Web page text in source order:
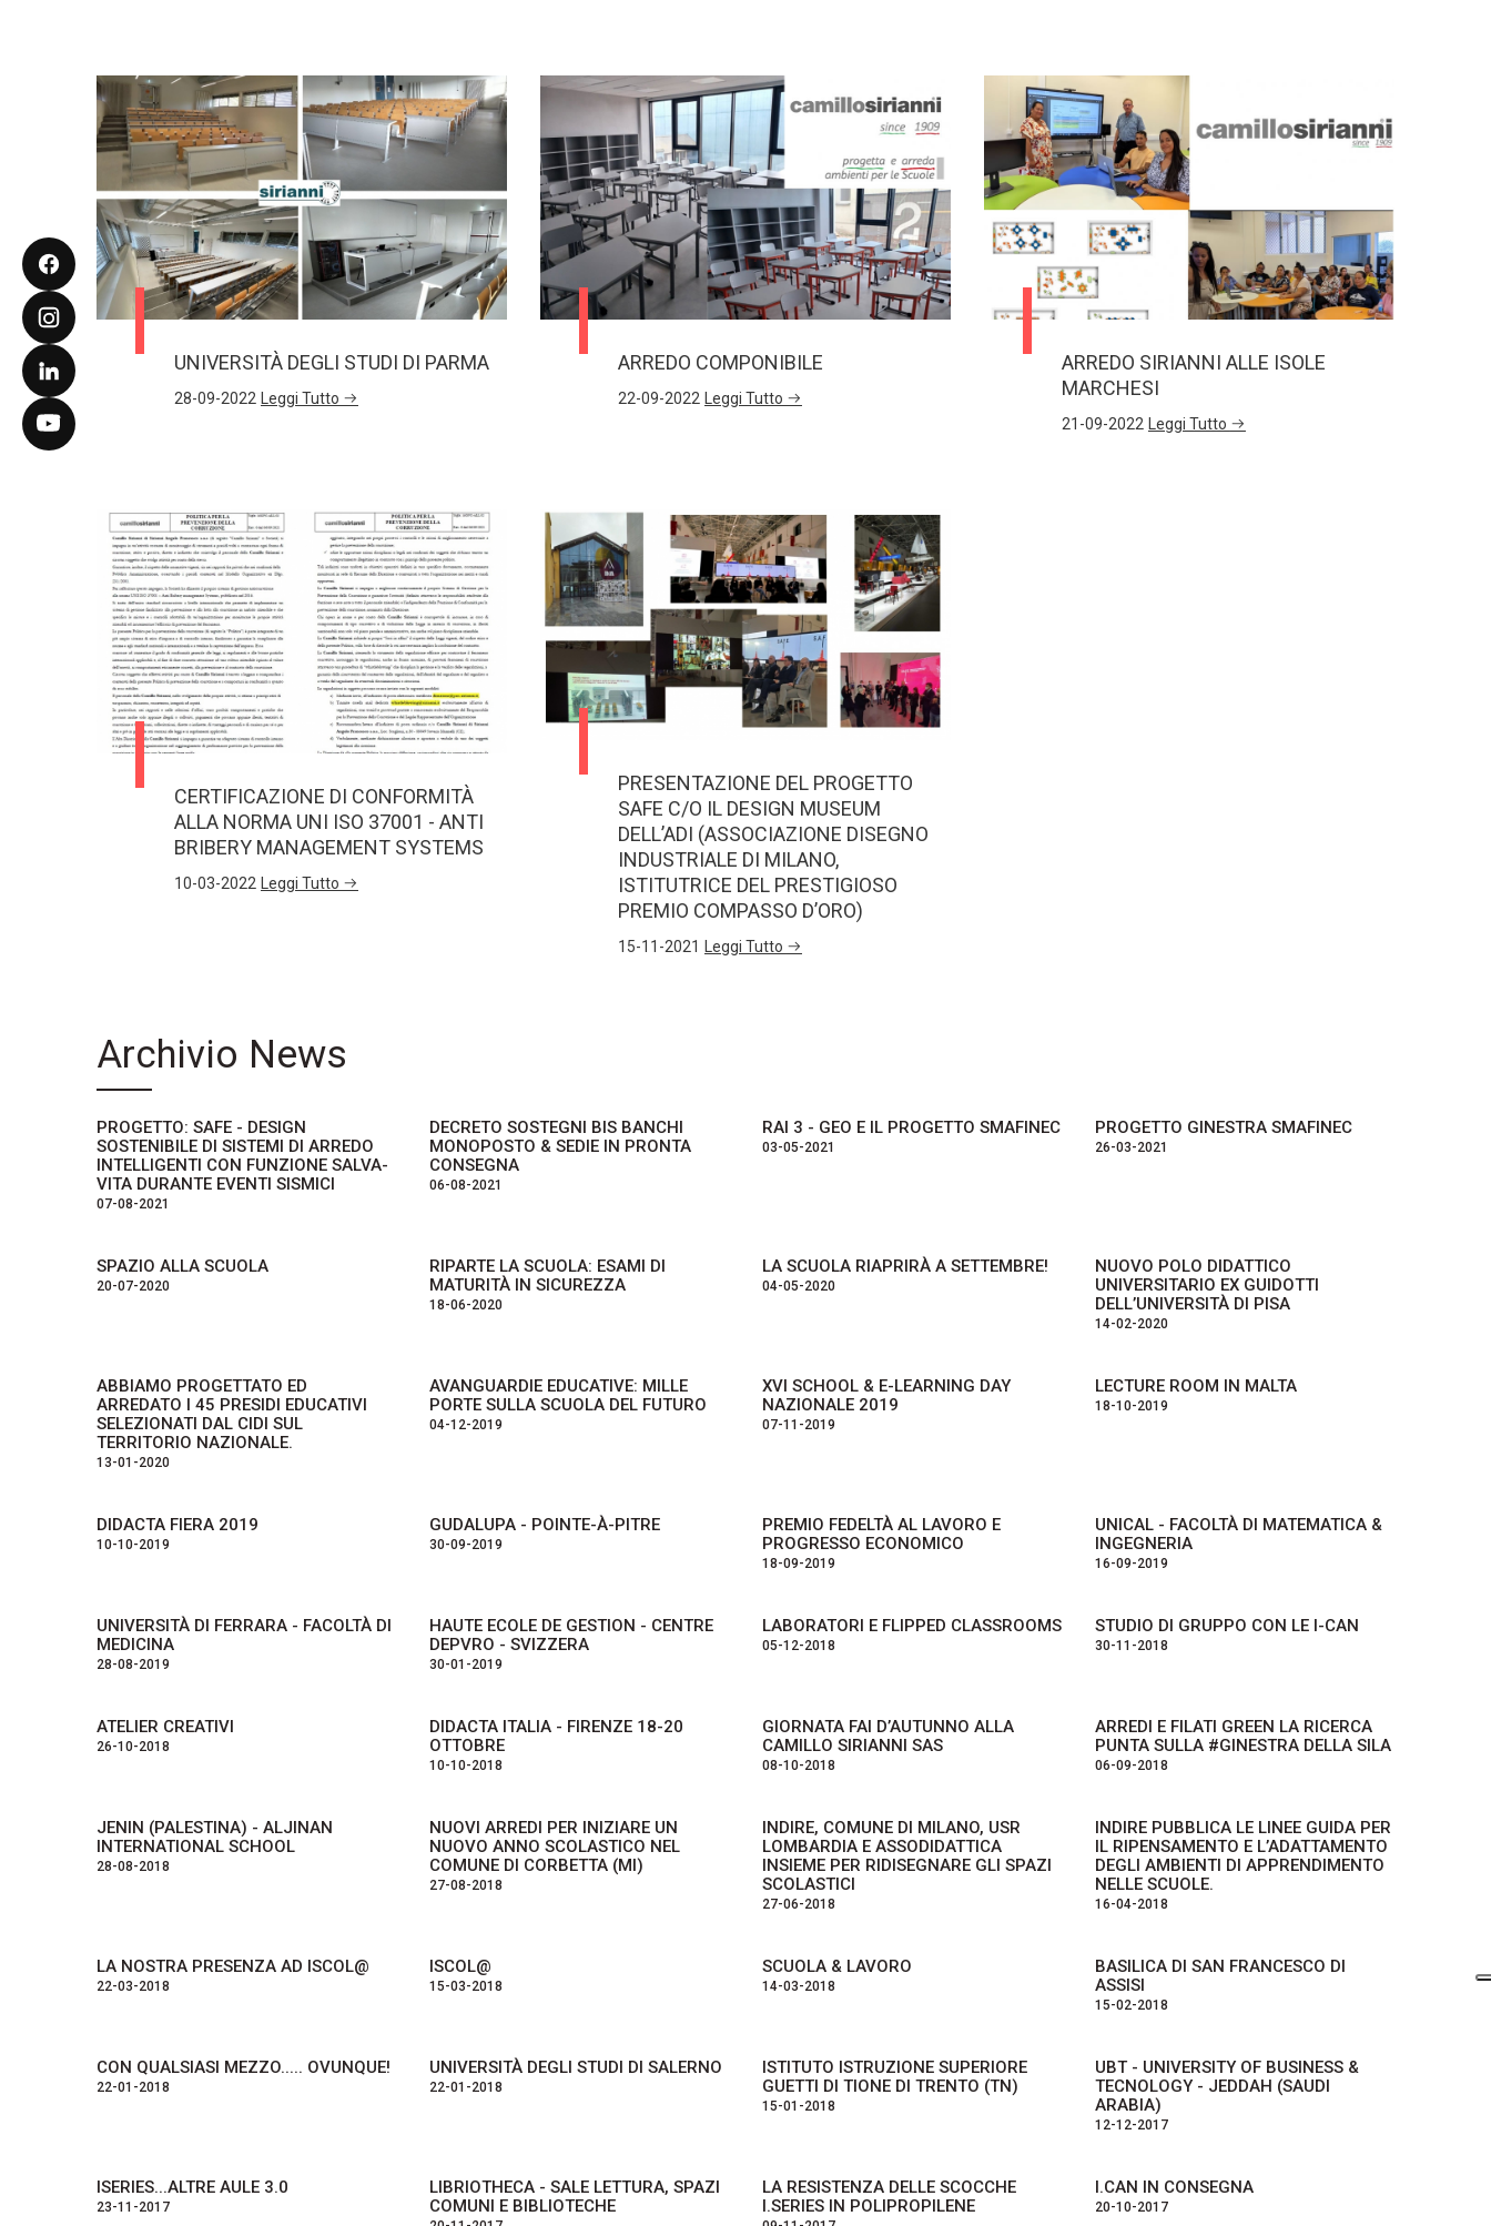
UNIVERSITÀ DEGLI STUDI DI PARMA
28-09-2022 Leggi Tutto
ARREDO COMPONIBILE
22-09-2022 Leggi Tutto
ARREDO SIRIANNI ALLE ISOLE
MARCHESI
21-09-2022 Leggi Tutto
CERTIFICAZIONE DI CONFORMITÀ
ALLA NORMA UNI ISO 37001 - ANTI
BRIBERY MANAGEMENT SYSTEMS
10-03-2022 Leggi Tutto
PRESENTAZIONE DEL PROGETTO
SAFE C/O IL DESIGN MUSEUM
DELL’ADI (ASSOCIAZIONE DISEGNO
INDUSTRIALE DI MILANO,
ISTITUTRICE DEL PRESTIGIOSO
PREMIO COMPASSO D’ORO)
15-11-2021 Leggi Tutto
Archivio News
PROGETTO: SAFE - DESIGN
SOSTENIBILE DI SISTEMI DI ARREDO
INTELLIGENTI CON FUNZIONE SALVA-
VITA DURANTE EVENTI SISMICI
07-08-2021
DECRETO SOSTEGNI BIS BANCHI
MONOPOSTO & SEDIE IN PRONTA
CONSEGNA
06-08-2021
RAI 3 - GEO E IL PROGETTO SMAFINEC
03-05-2021
PROGETTO GINESTRA SMAFINEC
26-03-2021
SPAZIO ALLA SCUOLA
20-07-2020
RIPARTE LA SCUOLA: ESAMI DI
MATURITÀ IN SICUREZZA
18-06-2020
LA SCUOLA RIAPRIRÀ A SETTEMBRE!
04-05-2020
NUOVO POLO DIDATTICO
UNIVERSITARIO EX GUIDOTTI
DELL’UNIVERSITÀ DI PISA
14-02-2020
ABBIAMO PROGETTATO ED
ARREDATO I 45 PRESIDI EDUCATIVI
SELEZIONATI DAL CIDI SUL
TERRITORIO NAZIONALE.
13-01-2020
AVANGUARDIE EDUCATIVE: MILLE
PORTE SULLA SCUOLA DEL FUTURO
04-12-2019
XVI SCHOOL & E-LEARNING DAY
NAZIONALE 2019
07-11-2019
LECTURE ROOM IN MALTA
18-10-2019
DIDACTA FIERA 2019
10-10-2019
GUDALUPA - POINTE-À-PITRE
30-09-2019
PREMIO FEDELTÀ AL LAVORO E
PROGRESSO ECONOMICO
18-09-2019
UNICAL - FACOLTÀ DI MATEMATICA &
INGEGNERIA
16-09-2019
UNIVERSITÀ DI FERRARA - FACOLTÀ DI
MEDICINA
28-08-2019
HAUTE ECOLE DE GESTION - CENTRE
DEPVRO - SVIZZERA
30-01-2019
LABORATORI E FLIPPED CLASSROOMS
05-12-2018
STUDIO DI GRUPPO CON LE I-CAN
30-11-2018
ATELIER CREATIVI
26-10-2018
DIDACTA ITALIA - FIRENZE 18-20
OTTOBRE
10-10-2018
GIORNATA FAI D’AUTUNNO ALLA
CAMILLO SIRIANNI SAS
08-10-2018
ARREDI E FILATI GREEN LA RICERCA
PUNTA SULLA #GINESTRA DELLA SILA
06-09-2018
JENIN (PALESTINA) - ALJINAN
INTERNATIONAL SCHOOL
28-08-2018
NUOVI ARREDI PER INIZIARE UN
NUOVO ANNO SCOLASTICO NEL
COMUNE DI CORBETTA (MI)
27-08-2018
INDIRE, COMUNE DI MILANO, USR
LOMBARDIA E ASSODIDATTICA
INSIEME PER RIDISEGNARE GLI SPAZI
SCOLASTICI
27-06-2018
INDIRE PUBBLICA LE LINEE GUIDA PER
IL RIPENSAMENTO E L’ADATTAMENTO
DEGLI AMBIENTI DI APPRENDIMENTO
NELLE SCUOLE.
16-04-2018
LA NOSTRA PRESENZA AD ISCOL@
22-03-2018
ISCOL@
15-03-2018
SCUOLA & LAVORO
14-03-2018
BASILICA DI SAN FRANCESCO DI
ASSISI
15-02-2018
CON QUALSIASI MEZZO..... OVUNQUE!
22-01-2018
UNIVERSITÀ DEGLI STUDI DI SALERNO
22-01-2018
ISTITUTO ISTRUZIONE SUPERIORE
GUETTI DI TIONE DI TRENTO (TN)
15-01-2018
UBT - UNIVERSITY OF BUSINESS &
TECNOLOGY - JEDDAH (SAUDI
ARABIA)
12-12-2017
ISERIES...ALTRE AULE 3.0
23-11-2017
LIBRIOTHECA - SALE LETTURA, SPAZI
COMUNI E BIBLIOTECHE
LA RESISTENZA DELLE SCOCCHE
I.SERIES IN POLIPROPILENE
I.CAN IN CONSEGNA
20-10-2017